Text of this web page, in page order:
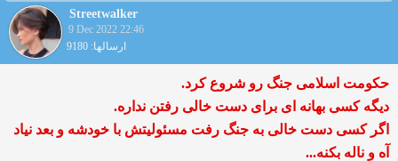
Streetwalker
9 Dec 2022 22:46
ارسالها: 9180
حکومت اسلامی جنگ رو شروع کرد.
دیگه کسی بهانه ای برای دست خالی رفتن نداره.
اگر کسی دست خالی به جنگ رفت مسئولیتش با خودشه و بعد نیاد
آه و ناله بکنه...